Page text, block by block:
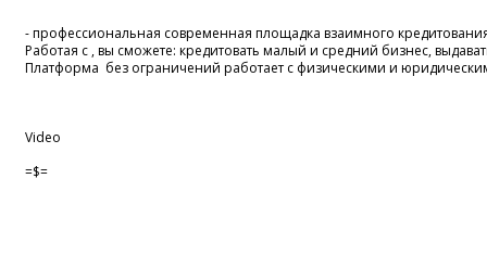
- профессиональная современная площадка взаимного
Работая с , вы сможете: кредитовать малый и средний бизнес,
Платформа без ограничений работает с физическими и
Video
=$=